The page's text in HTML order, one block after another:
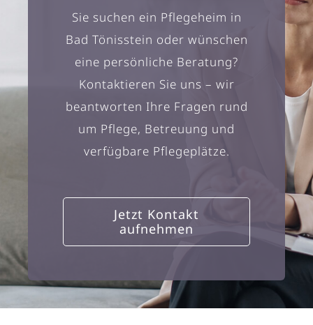
Sie suchen ein Pflegeheim in
Bad Tönisstein oder wünschen
eine persönliche Beratung?
Kontaktieren Sie uns – wir
beantworten Ihre Fragen rund
um Pflege, Betreuung und
verfügbare Pflegeplätze.
Jetzt Kontakt
aufnehmen